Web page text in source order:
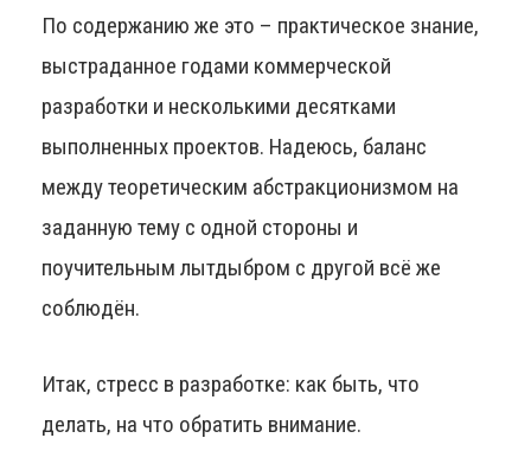
По содержанию же это – практическое знание,
выстраданное годами коммерческой
разработки и несколькими десятками
выполненных проектов. Надеюсь, баланс
между теоретическим абстракционизмом на
заданную тему с одной стороны и
поучительным лытдыбром с другой всё же
соблюдён.
Итак, стресс в разработке: как быть, что
делать, на что обратить внимание.